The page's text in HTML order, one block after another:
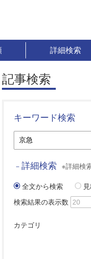
詳細検索
記事検索
キーワード検索
－ 詳細検索 ※詳細検
全文から検索
検索結果の表示数
カテゴリ